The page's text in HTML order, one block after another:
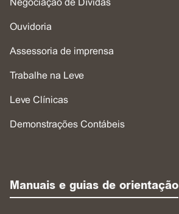
Negociação de Dívidas
Ouvidoria
Assessoria de imprensa
Trabalhe na Leve
Leve Clínicas
Demonstrações Contábeis
Manuais e guias de orientação